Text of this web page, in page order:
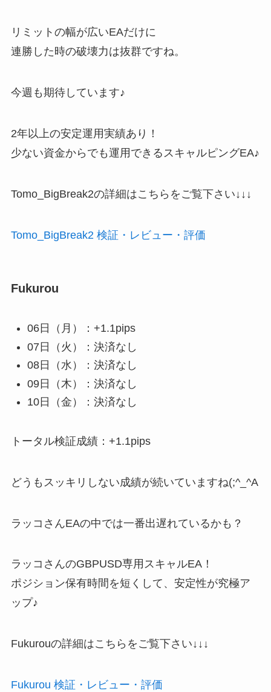
リミットの幅が広いEAだけに
連勝した時の破壊力は抜群ですね。
今週も期待しています♪
2年以上の安定運用実績あり！
少ない資金からでも運用できるスキャルピングEA♪
Tomo_BigBreak2の詳細はこちらをご覧下さい↓↓↓
Tomo_BigBreak2 検証・レビュー・評価
Fukurou
06日（月）：+1.1pips
07日（火）：決済なし
08日（水）：決済なし
09日（木）：決済なし
10日（金）：決済なし
トータル検証成績：+1.1pips
どうもスッキリしない成績が続いていますね(;^_^A
ラッコさんEAの中では一番出遅れているかも？
ラッコさんのGBPUSD専用スキャルEA！
ポジション保有時間を短くして、安定性が究極ア
ップ♪
Fukurouの詳細はこちらをご覧下さい↓↓↓
Fukurou 検証・レビュー・評価